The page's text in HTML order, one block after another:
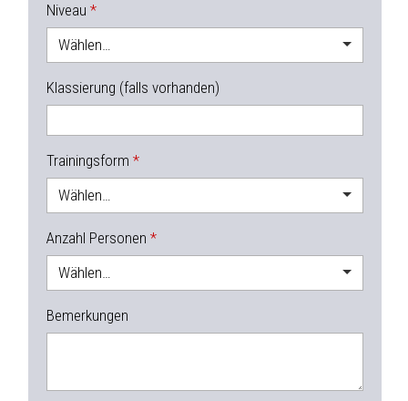
Niveau
Wählen…
Klassierung (falls vorhanden)
Trainingsform
Wählen…
Anzahl Personen
Wählen…
Bemerkungen